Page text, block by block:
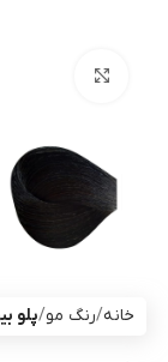
خانه رنگ مو پلو